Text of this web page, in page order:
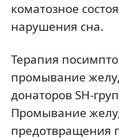
коматозное
нарушения сна.
Терапия
промывание
донаторов SН-
Промывание
предотвращения